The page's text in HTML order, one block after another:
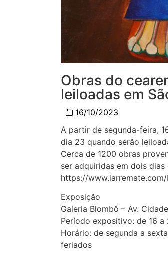
Obras do
leiloadas em
16/10/2023
A partir de segunda-feira,
dia 23 quando serão
Cerca de 1200 obras
ser adquiridas em dois
https://
Exposição
Galeria Blombô – Av.
Período expositivo: de 16
Horário: de segunda a
feriados